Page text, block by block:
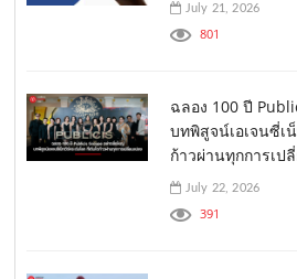
July 21, 2026
801
ฉลอง 100 ปี
บทพิสูจน์เอเจนซี่เ
ก้าวผ่านทุกการเป
July 22, 2026
391